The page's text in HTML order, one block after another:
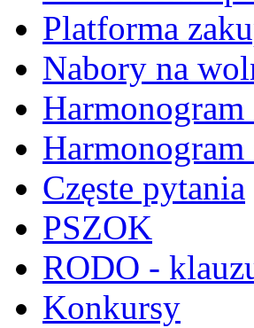
Platforma
Nabory na
Częste pytania
PSZOK
RODO -
Konkursy